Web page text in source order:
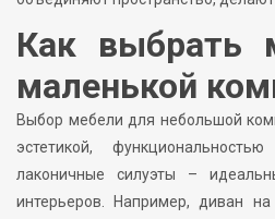
Как выбрать
маленькой
Выбор мебели для небольшой
эстетикой,
лаконичные силуэты –
интерьеров. Например, диван